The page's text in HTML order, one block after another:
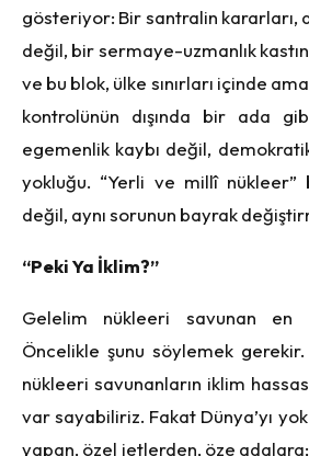
gösteriyor: Bir santralin kararları,
değil, bir sermaye-uzmanlık
ve bu blok, ülke sınırları içinde
kontrolünün dışında bir ada
egemenlik kaybı değil,
yokluğu. “Yerli ve millî nükleer”
değil, aynı sorunun bayrak
“Peki Ya İklim?”
Gelelim nükleeri savunan en
Öncelikle şunu söylemek
nükleeri savunanların iklim
var sayabiliriz. Fakat Dünya’yı
yapan, özel jetlerden, öze adalara;